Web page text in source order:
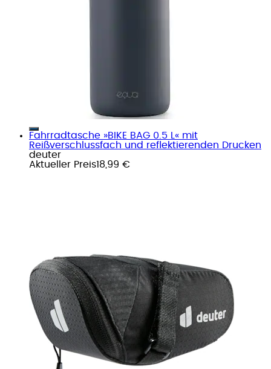
Fahrradtasche »BIKE BAG 0.5 L« mit
Reißverschlussfach und reflektierenden Drucken
deuter
Aktueller Preis18,99 €